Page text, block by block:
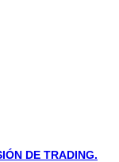
DE TRADING.